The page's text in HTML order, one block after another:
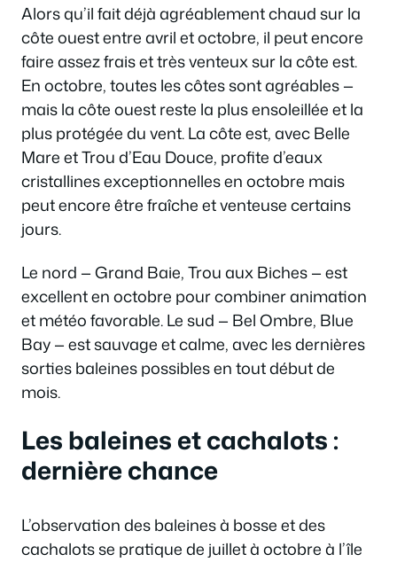
Alors qu’il fait déjà agréablement chaud sur la
côte ouest entre avril et octobre, il peut encore
faire assez frais et très venteux sur la côte est.
En octobre, toutes les côtes sont agréables —
mais la côte ouest reste la plus ensoleillée et la
plus protégée du vent. La côte est, avec Belle
Mare et Trou d’Eau Douce, profite d’eaux
cristallines exceptionnelles en octobre mais
peut encore être fraîche et venteuse certains
jours.
Le nord — Grand Baie, Trou aux Biches — est
excellent en octobre pour combiner animation
et météo favorable. Le sud — Bel Ombre, Blue
Bay — est sauvage et calme, avec les dernières
sorties baleines possibles en tout début de
mois.
Les baleines et cachalots :
dernière chance
L’observation des baleines à bosse et des
cachalots se pratique de juillet à octobre à l’île